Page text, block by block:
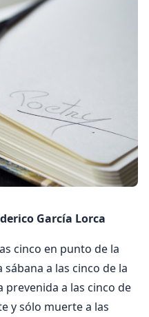
García Lorca
cinco en punto de la
a las cinco de la
prevenida a las cinco de
y sólo muerte a las